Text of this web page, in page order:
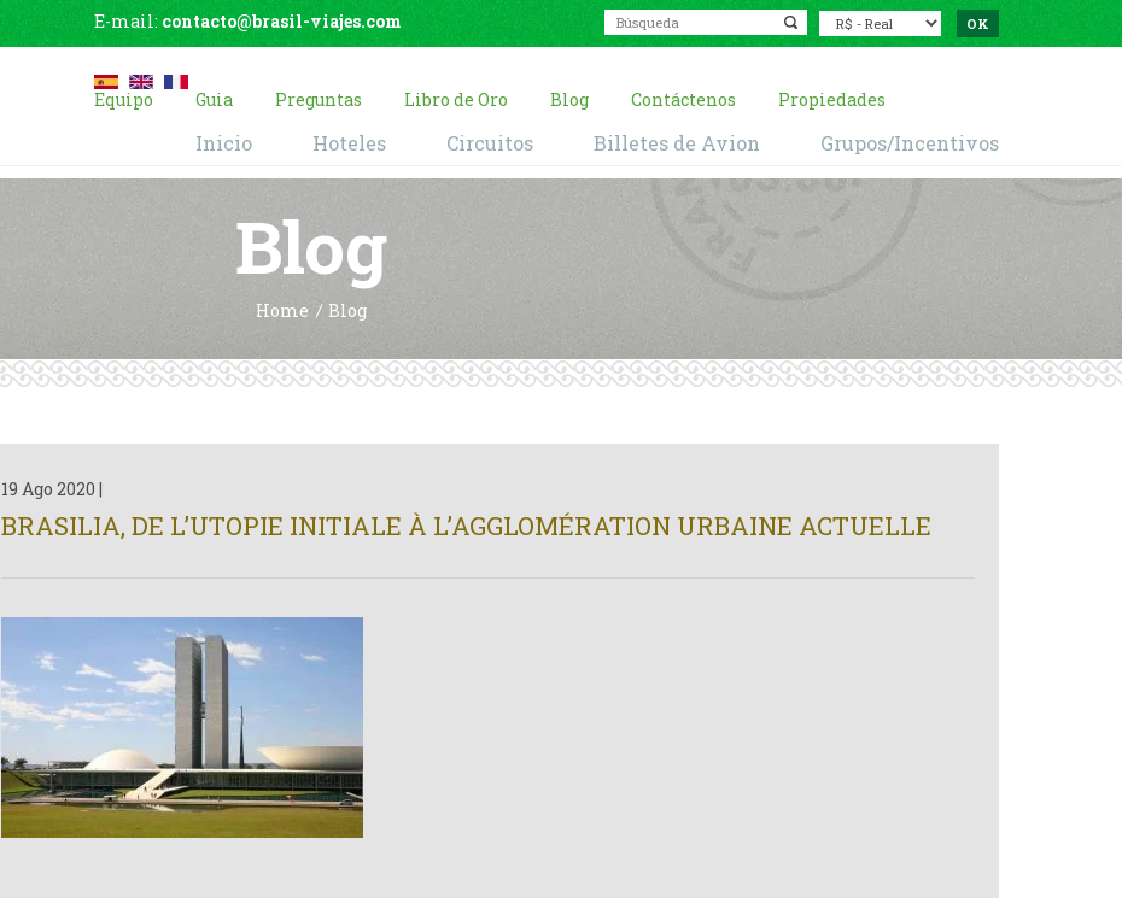
E-mail: contacto@brasil-viajes.com
Equipo Guia Preguntas Libro de Oro Blog Contáctenos Propiedades
Inicio Hoteles Circuitos Billetes de Avion Grupos/Incentivos
Blog
Home Blog
19 Ago 2020 |
BRASILIA, DE L’UTOPIE INITIALE À L’AGGLOMÉRATION URBAINE ACTUELLE